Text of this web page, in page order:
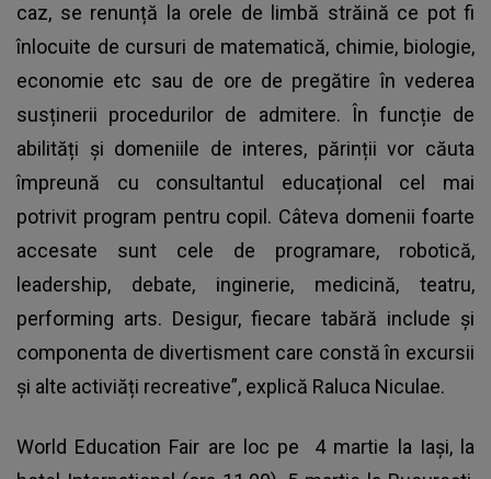
caz, se renunță la orele de limbă străină ce pot fi
înlocuite de cursuri de matematică, chimie, biologie,
economie etc sau de ore de pregătire în vederea
susținerii procedurilor de admitere. În funcție de
abilități și domeniile de interes, părinții vor căuta
împreună cu consultantul educațional cel mai
potrivit program pentru copil. Câteva domenii foarte
accesate sunt cele de programare, robotică,
leadership, debate, inginerie, medicină, teatru,
performing arts. Desigur, fiecare tabără include și
componenta de divertisment care constă în excursii
și alte activiăți recreative”, explică Raluca Niculae.
World Education Fair are loc pe 4 martie la Iași, la